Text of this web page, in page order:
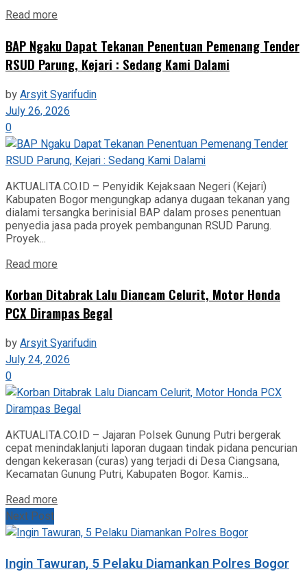
Read more
BAP Ngaku Dapat Tekanan Penentuan Pemenang Tender
RSUD Parung, Kejari : Sedang Kami Dalami
byArsyit Syarifudin
July 26, 2026
0
AKTUALITA.CO.ID – Penyidik Kejaksaan Negeri (Kejari)
Kabupaten Bogor mengungkap adanya dugaan tekanan yang
dialami tersangka berinisial BAP dalam proses penentuan
penyedia jasa pada proyek pembangunan RSUD Parung.
Proyek...
Read more
Korban Ditabrak Lalu Diancam Celurit, Motor Honda
PCX Dirampas Begal
byArsyit Syarifudin
July 24, 2026
0
AKTUALITA.CO.ID – Jajaran Polsek Gunung Putri bergerak
cepat menindaklanjuti laporan dugaan tindak pidana pencurian
dengan kekerasan (curas) yang terjadi di Desa Ciangsana,
Kecamatan Gunung Putri, Kabupaten Bogor. Kamis...
Read more
Next Post
Ingin Tawuran, 5 Pelaku Diamankan Polres Bogor